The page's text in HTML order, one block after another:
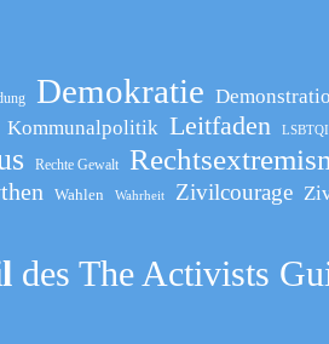
Demokratie
Kommunalpolitik Leitfaden
Rechte Gewalt
Wahlen Wahrheit Zivilcourage
des The Activists